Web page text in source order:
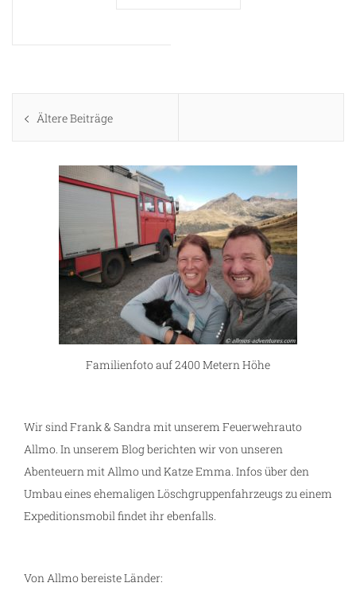
Beitragsnavigation
Ältere Beiträge
Familienfoto auf 2400 Metern Höhe
Wir sind Frank & Sandra mit unserem Feuerwehrauto
Allmo. In unserem Blog berichten wir von unseren
Abenteuern mit Allmo und Katze Emma. Infos über den
Umbau eines ehemaligen Löschgruppenfahrzeugs zu einem
Expeditionsmobil findet ihr ebenfalls.
Von Allmo bereiste Länder: